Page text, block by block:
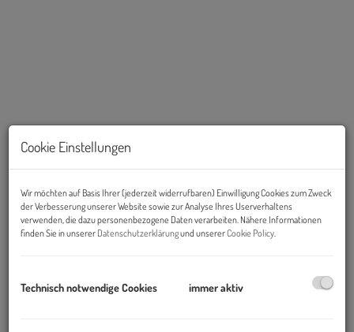
Objekt und Lage:
Wiener Innenstadt mit dem vielseitigen Angebot des Viertels rund
Cookie Einstellungen
Wir möchten auf Basis Ihrer (jederzeit widerrufbaren) Einwilligung Cookies zum Zweck
der Verbesserung unserer Website sowie zur Analyse Ihres Userverhaltens
verwenden, die dazu personenbezogene Daten verarbeiten. Nähere Informationen
finden Sie in unserer Datenschutzerklärungund unsererCookie Policy
Technisch notwendige Cookies immer aktiv